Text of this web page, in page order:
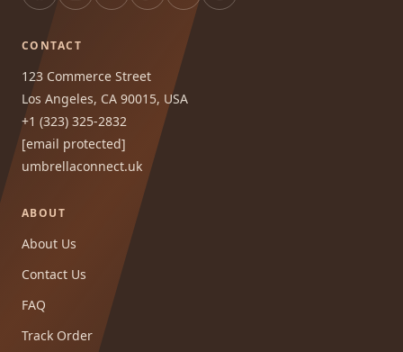
CONTACT
123 Commerce Street
Los Angeles, CA 90015, USA
+1 (323) 325-2832
[email protected]
umbrellaconnect.uk
ABOUT
About Us
Contact Us
FAQ
Track Order